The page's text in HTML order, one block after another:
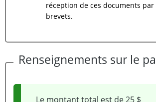
réception de ces documents par
brevets.
Renseignements sur le
Le montant total est de 25 $